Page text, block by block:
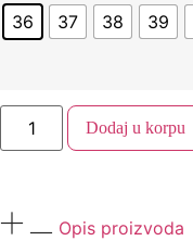
36 37 38 39
Dodaj u korpu
Opis proizvoda